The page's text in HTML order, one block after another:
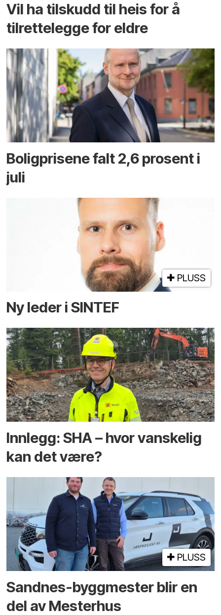
Vil ha tilskudd til heis for å
tilrettelegge for eldre
Boligprisene falt 2,6 prosent i
juli
PLUSS
Ny leder i SINTEF
Innlegg: SHA – hvor vanskelig
kan det være?
PLUSS
Sandnes-byggmester blir en
del av Mesterhus